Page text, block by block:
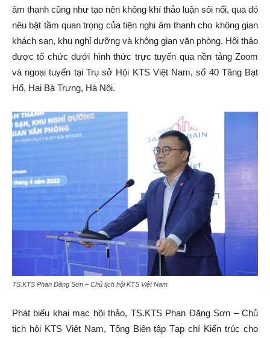
âm thanh cũng như tạo nên không khí thảo luận sôi nổi, qua đó
nêu bật tầm quan trọng của tiện nghi âm thanh cho không gian
khách sạn, khu nghỉ dưỡng và không gian văn phòng. Hội thảo
được tổ chức dưới hình thức trực tuyến qua nền tảng Zoom
và ngoại tuyến tại Trụ sở Hội KTS Việt Nam, số 40 Tăng Bạt
Hổ, Hai Bà Trưng, Hà Nội.
TS.KTS Phan Đăng Sơn – Chủ tịch hội KTS Việt Nam
Phát biểu khai mạc hội thảo, TS.KTS Phan Đăng Sơn – Chủ
tịch hội KTS Việt Nam, Tổng Biên tập Tạp chí Kiến trúc cho